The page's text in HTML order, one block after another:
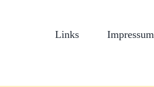
Links Impressum